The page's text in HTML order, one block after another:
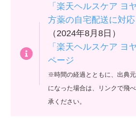
「楽天ヘルスケア ヨ
方薬の自宅配送に対応
（2024年8月8日）
「楽天ヘルスケア ヨ
ページ
※時間の経過とともに、出典
になった場合は、リンクで飛
承ください。